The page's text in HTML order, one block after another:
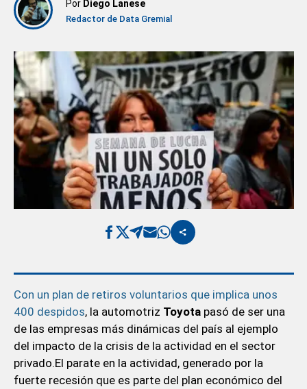
Por Diego Lanese
Redactor de Data Gremial
Con un plan de retiros voluntarios que implica unos
400 despidos, la automotriz Toyotapasó de ser una
de las empresas más dinámicas del país al ejemplo
del impacto de la crisis de la actividad en el sector
privado.El parate en la actividad, generado por la
fuerte recesión que es parte del plan económico del